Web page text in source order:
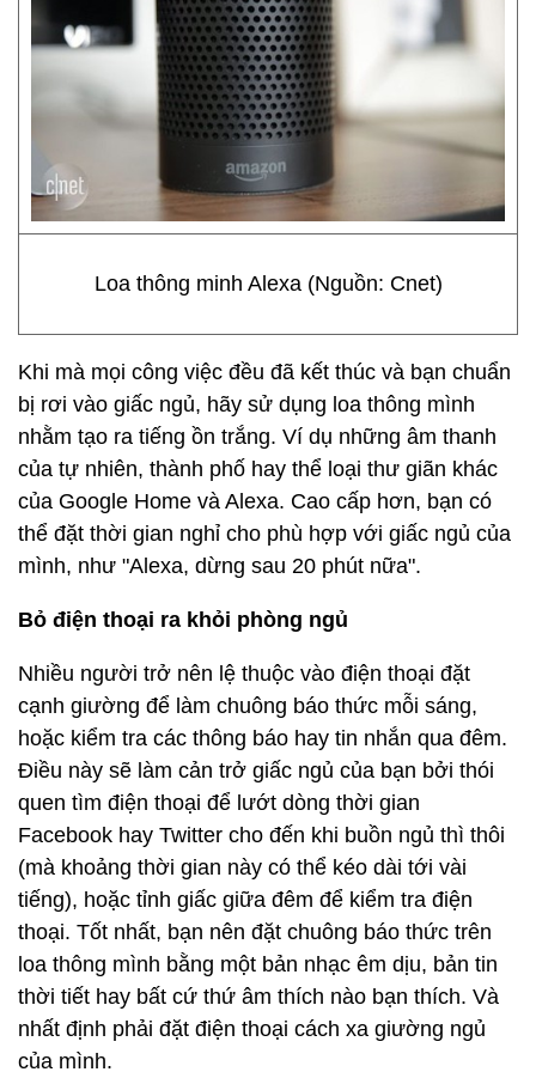
Loa thông minh Alexa (Nguồn: Cnet)
Khi mà mọi công việc đều đã kết thúc và bạn chuẩn
bị rơi vào giấc ngủ, hãy sử dụng loa thông mình
nhằm tạo ra tiếng ồn trắng. Ví dụ những âm thanh
của tự nhiên, thành phố hay thể loại thư giãn khác
của Google Home và Alexa. Cao cấp hơn, bạn có
thể đặt thời gian nghỉ cho phù hợp với giấc ngủ của
mình, như "Alexa, dừng sau 20 phút nữa".
Bỏ điện thoại ra khỏi phòng ngủ
Nhiều người trở nên lệ thuộc vào điện thoại đặt
cạnh giường để làm chuông báo thức mỗi sáng,
hoặc kiểm tra các thông báo hay tin nhắn qua đêm.
Điều này sẽ làm cản trở giấc ngủ của bạn bởi thói
quen tìm điện thoại để lướt dòng thời gian
Facebook hay Twitter cho đến khi buồn ngủ thì thôi
(mà khoảng thời gian này có thể kéo dài tới vài
tiếng), hoặc tỉnh giấc giữa đêm để kiểm tra điện
thoại. Tốt nhất, bạn nên đặt chuông báo thức trên
loa thông mình bằng một bản nhạc êm dịu, bản tin
thời tiết hay bất cứ thứ âm thích nào bạn thích. Và
nhất định phải đặt điện thoại cách xa giường ngủ
của mình.